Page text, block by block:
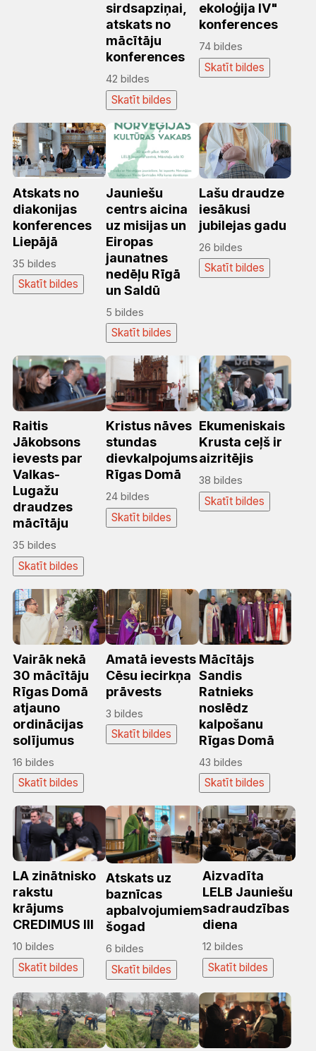
sirdsapziņai,
atskats no
mācītāju
konferences
42 bildes
Skatīt bildes
ekoloģija IV"
konferences
74 bildes
Skatīt bildes
Atskats no
diakonijas
konferences
Liepājā
35 bildes
Skatīt bildes
Jauniešu
centrs aicina
uz misijas un
Eiropas
jaunatnes
nedēļu Rīgā
un Saldū
5 bildes
Skatīt bildes
Lašu draudze
iesākusi
jubilejas gadu
26 bildes
Skatīt bildes
Raitis
Jākobsons
ievests par
Valkas-
Lugažu
draudzes
mācītāju
35 bildes
Skatīt bildes
Kristus nāves
stundas
dievkalpojums
Rīgas Domā
24 bildes
Skatīt bildes
Ekumeniskais
Krusta ceļš ir
aizritējis
38 bildes
Skatīt bildes
Vairāk nekā
30 mācītāju
Rīgas Domā
atjauno
ordinācijas
solījumus
16 bildes
Skatīt bildes
Amatā ievests
Cēsu iecirkņa
prāvests
3 bildes
Skatīt bildes
Mācītājs
Sandis
Ratnieks
noslēdz
kalpošanu
Rīgas Domā
43 bildes
Skatīt bildes
LA zinātnisko
rakstu
krājums
CREDIMUS III
10 bildes
Skatīt bildes
Atskats uz
baznīcas
apbalvojumiem
šogad
6 bildes
Skatīt bildes
Aizvadīta
LELB Jauniešu
sadraudzības
diena
12 bildes
Skatīt bildes